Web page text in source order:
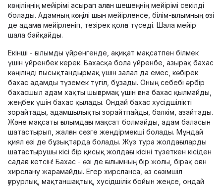
көңіліңнің мейірімі асырап алған шешеңнің мейірімі секілді
болады. Адамның көңілі шын мейірленсе, білім-ғылымның өзі
де адамға мейірленіп, тезірек қолға түседі. Шала мейір
шала байқайды.
Екінші - ғылымды үйренгенде, ақиқат мақсатпен білмек
үшін үйренбек керек. Бахасқа бола үйренбе, азырақ бахас
көңіліңді пысықтандырмақ үшін залал да емес, көбірек
бахас адамды түземек түгіл, бұзады. Оның себебі әрбір
бахасшыл адам хақты шығармақ үшін ғана бахас қылмайды,
жеңбек үшін бахас қылады. Ондай бахас хусідшілікті
зорайтады, адамшылықты зорайтпайды, бәлкім, азайтады.
Және мақсаты ғылымдағы мақсат болмайды, адам баласын
шатастырып, жалған сөзге жеңдірмекші болады. Мұндай
қиял өзі де бұзықтарда болады. Жүз тура жолдағыларды
шатастырушы кісі бір қисық жолдағы кісіні түзеткен кісіден
садаға кетсін! Бахас - өзі де ғылымның бір жолы, бірақ оған
хирслану жарамайды. Егер хирсланса, өз сөзімшіл
ғурурлық, мақтаншақтық, хусідшілік бойын жеңсе, ондай